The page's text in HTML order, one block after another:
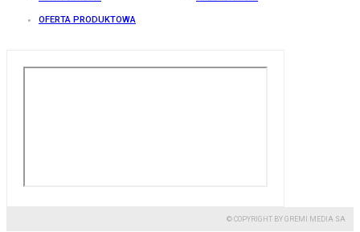
OFERTA PRODUKTOWA
© COPYRIGHT BY GREMI MEDIA SA